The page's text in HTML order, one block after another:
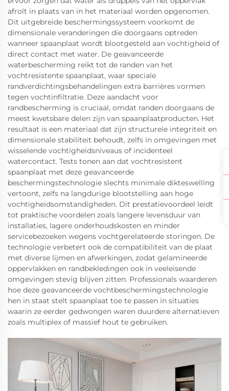
afrolt in plaats van in het materiaal worden opgenomen.
Dit uitgebreide beschermingssysteem voorkomt de
dimensionale veranderingen die doorgaans optreden
wanneer spaanplaat wordt blootgesteld aan vochtigheid of
direct contact met water. De geavanceerde
waterbescherming reikt tot de randen van het
vochtresistente spaanplaat, waar speciale
randverdichtingsbehandelingen extra barrières vormen
tegen vochtinfiltratie. Deze aandacht voor
randbescherming is cruciaal, omdat randen doorgaans de
meest kwetsbare delen zijn van spaanplaatproducten. Het
resultaat is een materiaal dat zijn structurele integriteit en
dimensionale stabiliteit behoudt, zelfs in omgevingen met
wisselende vochtigheidsniveaus of incidenteel
watercontact. Tests tonen aan dat vochtresistent
spaanplaat met deze geavanceerde
beschermingstechnologie slechts minimale dikteswelling
vertoont, zelfs na langdurige blootstelling aan hoge
vochtigheidsomstandigheden. Dit prestatievoordeel leidt
tot praktische voordelen zoals langere levensduur van
installaties, lagere onderhoudskosten en minder
servicebezoeken wegens vochtgerelateerde storingen. De
technologie verbetert ook de compatibiliteit van de plaat
met diverse lijmen en afwerkingen, zodat gelamineerde
oppervlakken en randbekledingen ook in veeleisende
omgevingen stevig blijven zitten. Professionals waarderen
hoe deze geavanceerde vochtbeschermingstechnologie
hen in staat stelt spaanplaat toe te passen in situaties
waarin ze eerder gedwongen waren duurdere alternatieven
zoals multiplex of massief hout te gebruiken.